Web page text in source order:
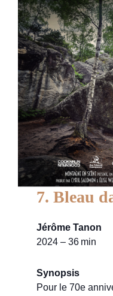
7. Bleau
Jérôme Tanon
2024 – 36 min
Synopsis
Pour le 70e